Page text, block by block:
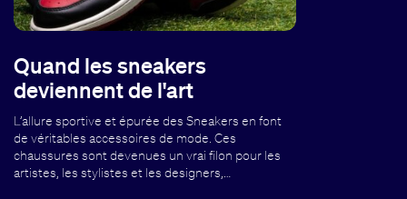
Quand les sneakers
deviennent de l'art
L’allure sportive et épurée des Sneakers en font
de véritables accessoires de mode. Ces
chaussures sont devenues un vrai filon pour les
artistes, les stylistes et les designers,…